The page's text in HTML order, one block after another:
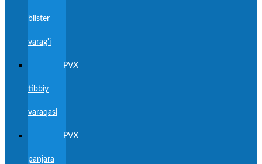
blister
varag'i
PVX
tibbiy
varaqasi
PVX
panjara